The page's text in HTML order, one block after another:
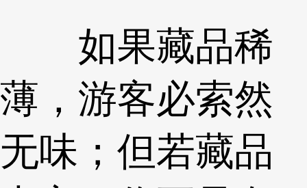
如果藏品稀
薄，游客必索然
无味；但若藏品